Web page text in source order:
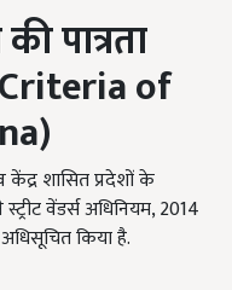
पात्रता
of
केंद्र शासित प्रदेशों के
वेंडर्स अधिनियम, 2014
किया है.